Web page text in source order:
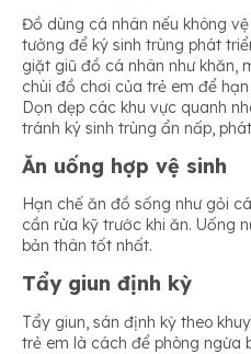
Đồ dùng cá nhân nếu không
tưởng để ký sinh trùng phát
giặt giũ đồ cá nhân như khăn,
chùi đồ chơi của trẻ em để
Dọn dẹp các khu vực quanh
tránh ký sinh trùng ẩn nấp,
Ăn uống hợp vệ sinh
Hạn chế ăn đồ sống như gỏi
cần rửa kỹ trước khi ăn. Uống
bản thân tốt nhất.
Tẩy giun định kỳ
Tẩy giun, sán định kỳ theo
trẻ em là cách để phòng ngừa